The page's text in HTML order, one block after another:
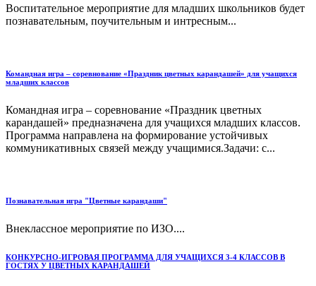
Воспитательное мероприятие для младших школьников будет
познавательным, поучительным и интресным...
Командная игра – соревнование «Праздник цветных карандашей» для учащихся
младших классов
Командная игра – соревнование «Праздник цветных
карандашей» предназначена для учащихся младших классов.
Программа направлена на формирование устойчивых
коммуникативных связей между учащимися.Задачи: с...
Познавательная игра "Цветные карандаши"
Внеклассное мероприятие по ИЗО....
КОНКУРСНО-ИГРОВАЯ ПРОГРАММА ДЛЯ УЧАЩИХСЯ 3-4 КЛАССОВ В
ГОСТЯХ У ЦВЕТНЫХ КАРАНДАШЕЙ